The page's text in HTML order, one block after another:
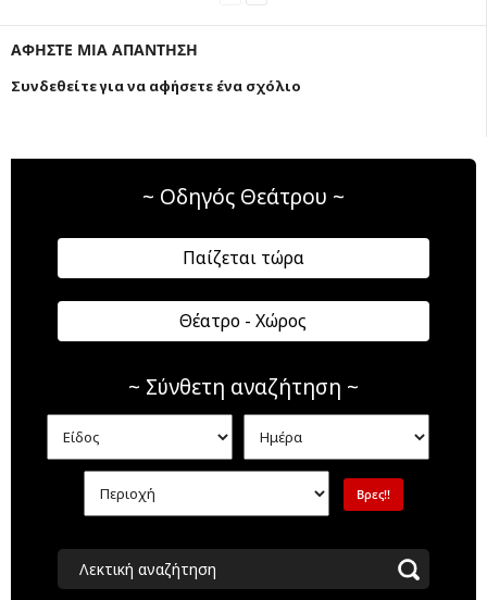
ΑΦΗΣΤΕ ΜΙΑ ΑΠΑΝΤΗΣΗ
Συνδεθείτε για να αφήσετε ένα σχόλιο
~ Οδηγός Θεάτρου ~
Παίζεται τώρα
Θέατρο - Χώρος
~ Σύνθετη αναζήτηση ~
Λεκτική αναζήτηση